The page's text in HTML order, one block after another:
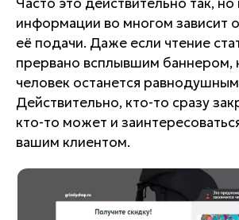
информации во многом зависит
её подачи. Даже если чтение
прервано всплывшим баннером,
человек останется
Действительно, кто-то сразу
кто-то может и
вашим клиентом.